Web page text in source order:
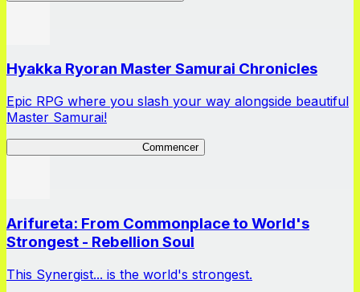
Hyakka Ryoran Master Samurai Chronicles
Epic RPG where you slash your way alongside beautiful
Master Samurai!
Commencer
Arifureta: From Commonplace to World's
Strongest - Rebellion Soul
This Synergist... is the world's strongest.